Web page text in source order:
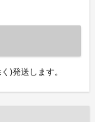
)発送します。